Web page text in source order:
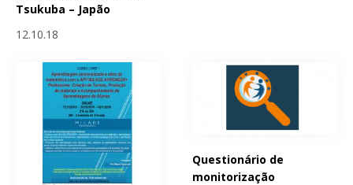
Tsukuba – Japão
12.10.18
Questionário de
monitorização